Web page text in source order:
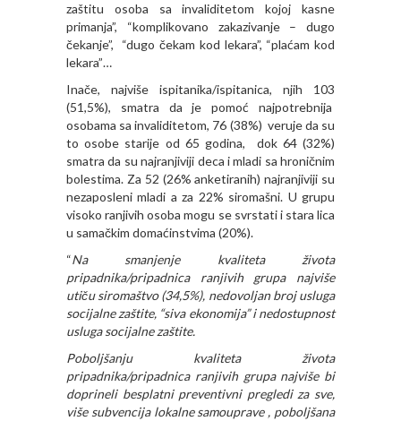
zaštitu osoba sa invaliditetom kojoj kasne
primanja”, “komplikovano zakazivanje – dugo
čekanje”, “dugo čekam kod lekara”, “plaćam kod
lekara”…
Inače, najviše ispitanika/ispitanica, njih 103
(51,5%), smatra da je pomoć najpotrebnija
osobama sa invaliditetom, 76 (38%) veruje da su
to osobe starije od 65 godina, dok 64 (32%)
smatra da su najranjiviji deca i mladi sa hroničnim
bolestima. Za 52 (26% anketiranih) najranjiviji su
nezaposleni mladi a za 22% siromašni. U grupu
visoko ranjivih osoba mogu se svrstati i stara lica
u samačkim domaćinstvima (20%).
“Na smanjenje kvaliteta života
pripadnika/pripadnica ranjivih grupa najviše
utiču siromaštvo (34,5%), nedovoljan broj usluga
socijalne zaštite, “siva ekonomija” i nedostupnost
usluga socijalne zaštite.
Poboljšanju kvaliteta života
pripadnika/pripadnica ranjivih grupa najviše bi
doprineli besplatni preventivni pregledi za sve,
više subvencija lokalne samouprave , poboljšana